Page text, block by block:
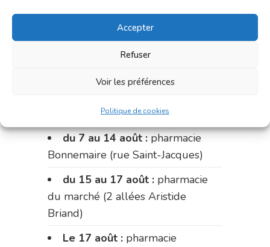
Accepter
Refuser
Voir les préférences
Politique de cookies
du marché (2 allées Aristide
du 31 juillet au 3 août :
Charignon-Dumas (La Fouillade)
du 7 au 14 août : pharmacie
Bonnemaire (rue Saint-Jacques)
du 15 au 17 août : pharmacie
du marché (2 allées Aristide
Briand)
Le 17 août : pharmacie